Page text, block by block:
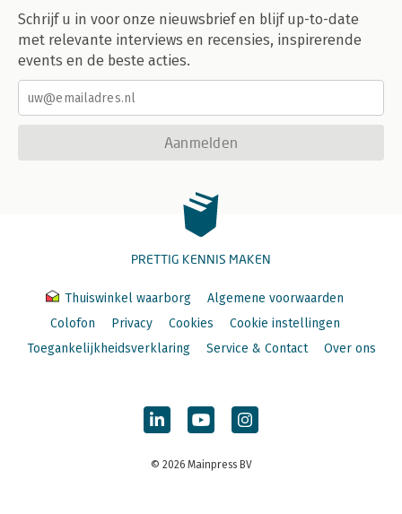
Schrijf u in voor onze nieuwsbrief en blijf up-to-date
met relevante interviews en recensies, inspirerende
events en de beste acties.
Aanmelden
PRETTIG KENNIS MAKEN
Thuiswinkel waarborg
Algemene voorwaarden
Colofon
Privacy Cookies
Cookie instellingen
Toegankelijkheidsverklaring
Service & Contact Over ons
© 2026 Mainpress BV